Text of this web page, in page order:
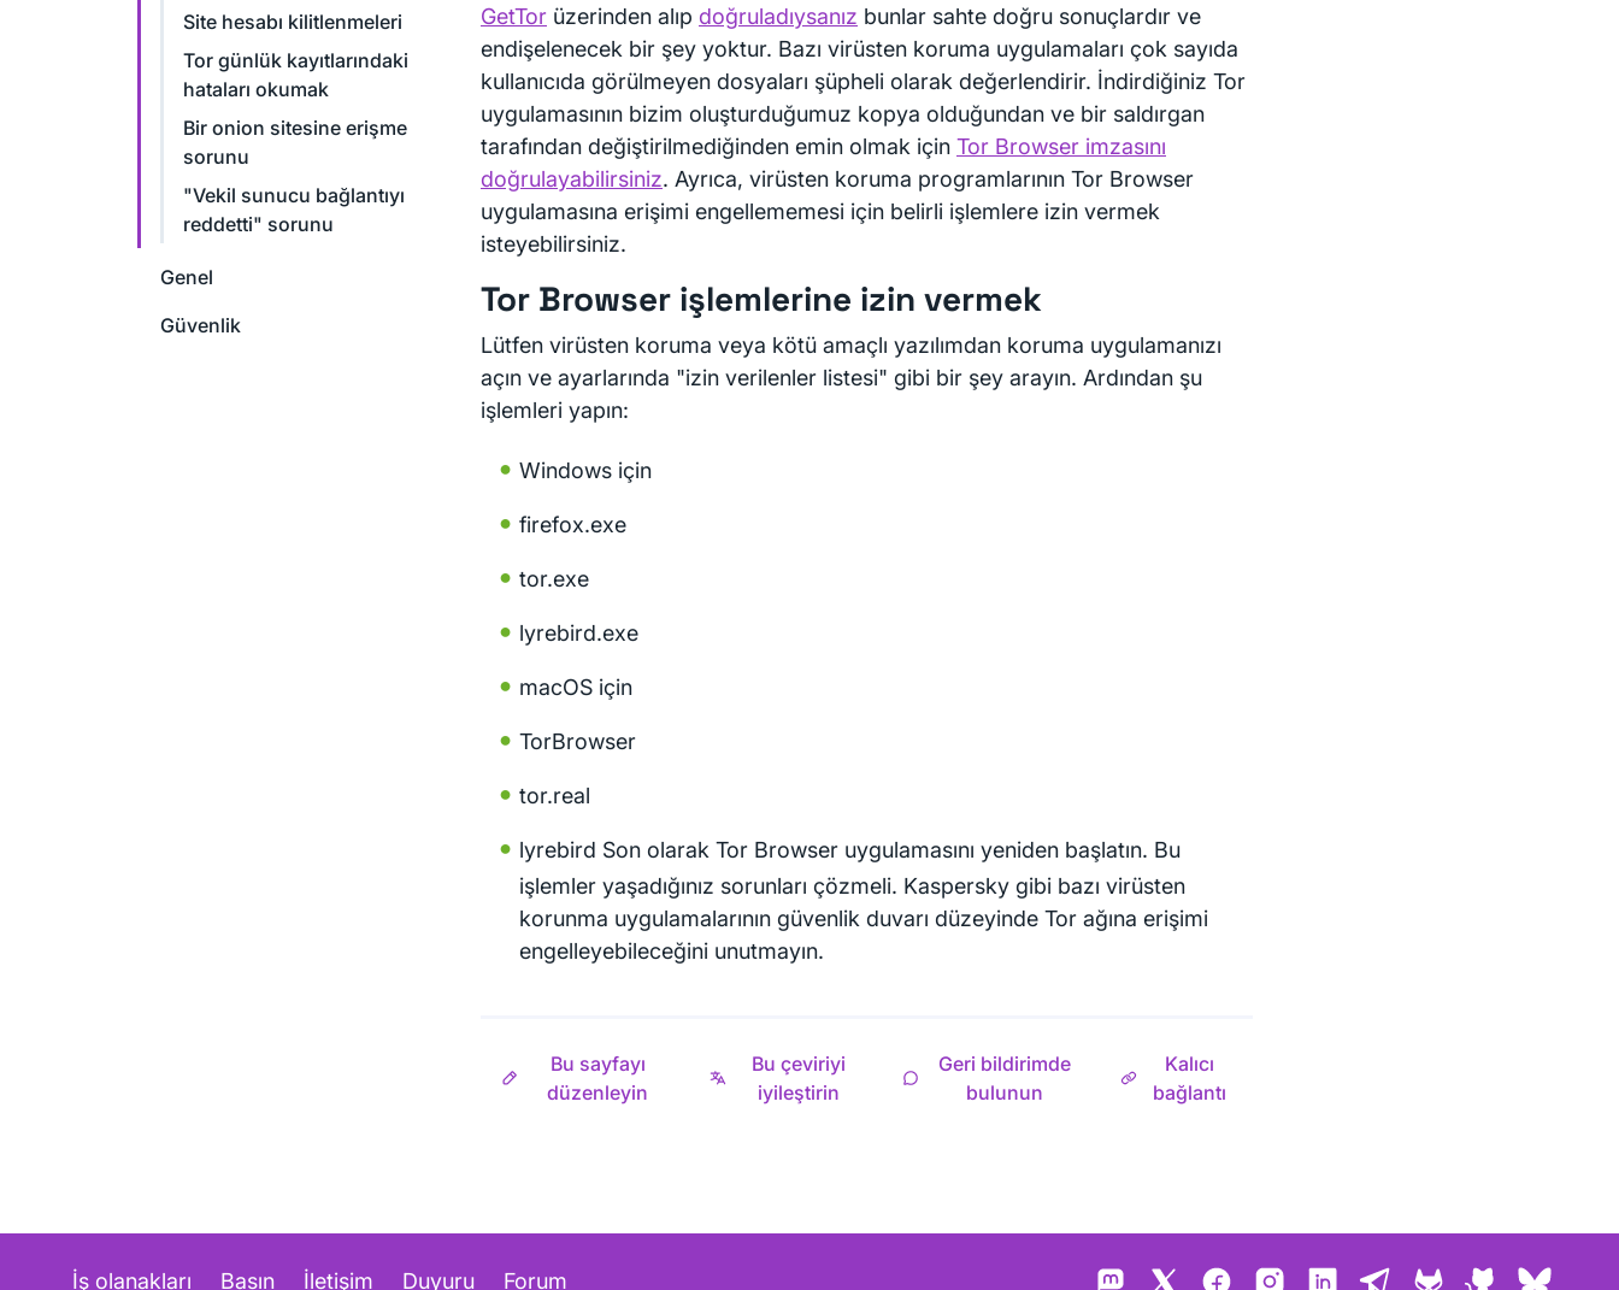
Site hesabı kilitlenmeleri
Tor günlük kayıtlarındaki
hataları okumak
Bir onion sitesine erişme
sorunu
"Vekil sunucu bağlantıyı
reddetti" sorunu
Genel
Güvenlik
GetTor üzerinden alıp doğruladıysanız bunlar sahte doğru sonuçlardır ve
endişelenecek bir şey yoktur. Bazı virüsten koruma uygulamaları çok sayıda
kullanıcıda görülmeyen dosyaları şüpheli olarak değerlendirir. İndirdiğiniz Tor
uygulamasının bizim oluşturduğumuz kopya olduğundan ve bir saldırgan
tarafından değiştirilmediğinden emin olmak için Tor Browser imzasını
doğrulayabilirsiniz. Ayrıca, virüsten koruma programlarının Tor Browser
uygulamasına erişimi engellememesi için belirli işlemlere izin vermek
isteyebilirsiniz.
Tor Browser işlemlerine izin vermek
Lütfen virüsten koruma veya kötü amaçlı yazılımdan koruma uygulamanızı
açın ve ayarlarında "izin verilenler listesi" gibi bir şey arayın. Ardından şu
işlemleri yapın:
Windows için
firefox.exe
tor.exe
lyrebird.exe
macOS için
TorBrowser
tor.real
lyrebird Son olarak Tor Browser uygulamasını yeniden başlatın. Bu
işlemler yaşadığınız sorunları çözmeli. Kaspersky gibi bazı virüsten
korunma uygulamalarının güvenlik duvarı düzeyinde Tor ağına erişimi
engelleyebileceğini unutmayın.
Bu sayfayı
düzenleyin
Bu çeviriyi
iyileştirin
Geri bildirimde
bulunun
Kalıcı
bağlantı
İş olanakları Basın İletişim Duyuru Forum Mastodon FacebookInstagramLinkedInTelegram
GitLab GitHub